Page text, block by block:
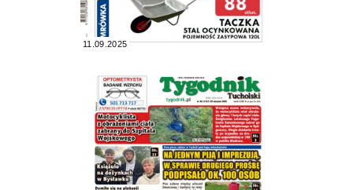
11.09.2025